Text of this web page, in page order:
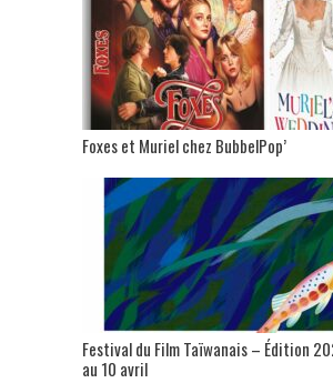
Foxes et Muriel chez BubbelPop’
Festival du Film Taïwanais – Édition
au 10 avril